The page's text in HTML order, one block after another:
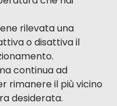
rilevata una
o disattiva il
continua ad
rimanere il più vicino
desiderata.